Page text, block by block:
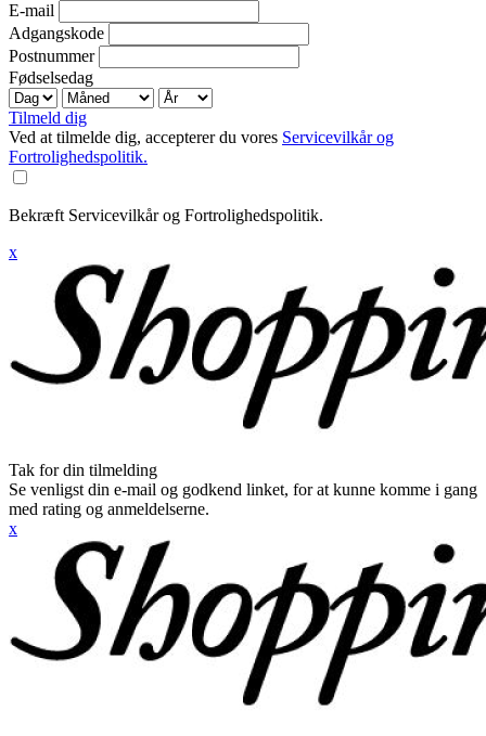
E-mail
Adgangskode
Postnummer
Fødselsedag
Tilmeld dig
Ved at tilmelde dig, accepterer du vores Servicevilkår og
Fortrolighedspolitik.
Bekræft Servicevilkår og Fortrolighedspolitik.
x
Tak for din tilmelding
Se venligst din e-mail og godkend linket, for at kunne komme i gang
med rating og anmeldelserne.
x